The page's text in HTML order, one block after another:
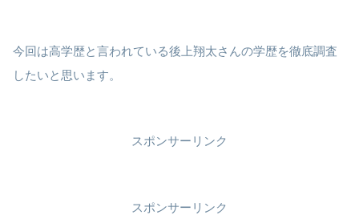
今回は高学歴と言われている後上翔太さんの学歴を徹底調査
したいと思います。
スポンサーリンク
スポンサーリンク